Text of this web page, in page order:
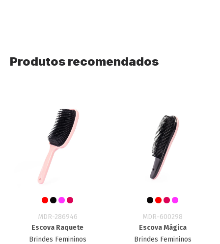
Produtos recomendados
MDR-286946
Escova Raquete
Brindes Femininos
MDR-600298
Escova Mágica
Brindes Femininos